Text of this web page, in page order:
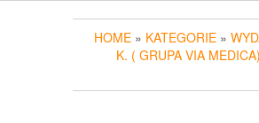
HOME » KATEGORIE »
K. ( GRUPA VIA MEDICA)